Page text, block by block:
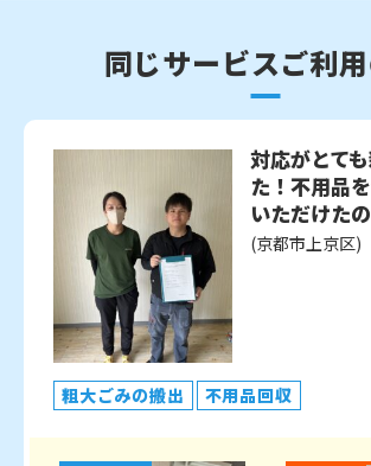
同じサービスご利
対応がとて
た！不用品
いただけた
(京都市上京区)
粗大ごみの搬出 不用品回収